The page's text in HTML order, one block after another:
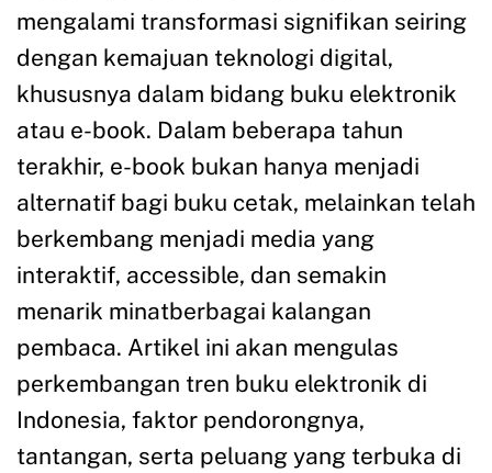
mengalami transformasi signifikan seiring
dengan kemajuan teknologi digital,
khususnya dalam bidang buku elektronik
atau e-book. Dalam beberapa tahun
terakhir, e-book bukan hanya menjadi
alternatif bagi buku cetak, melainkan telah
berkembang menjadi media yang
interaktif, accessible, dan semakin
menarik minatberbagai kalangan
pembaca. Artikel ini akan mengulas
perkembangan tren buku elektronik di
Indonesia, faktor pendorongnya,
tantangan, serta peluang yang terbuka di